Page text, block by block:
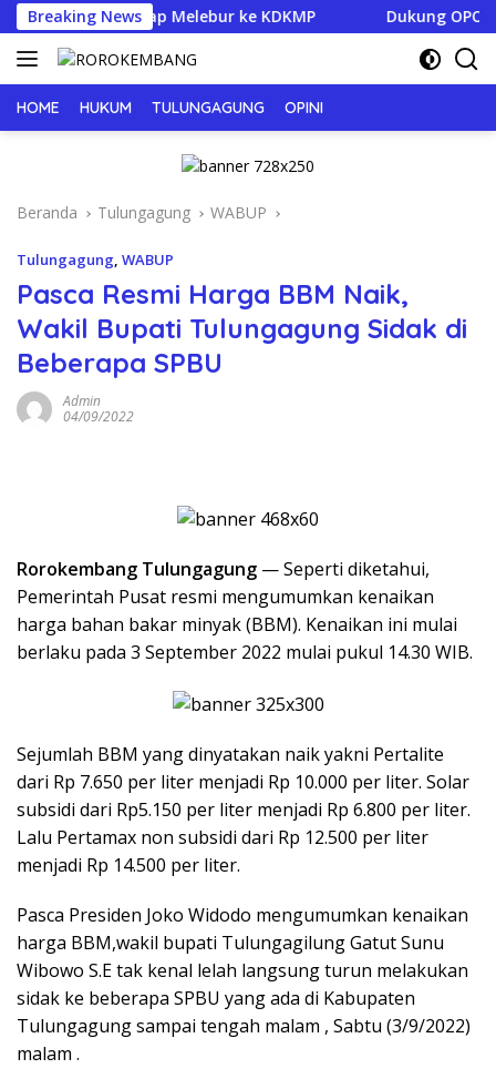
Langsung
ke
konten
Breaking News
Siap Melebur ke KDKMP Dukung OPOP
HOME HUKUM TULUNGAGUNG OPINI
Beranda Tulungagung WABUP
Tulungagung, WABUP
Pasca Resmi Harga BBM Naik,
Wakil Bupati Tulungagung Sidak di
Beberapa SPBU
Admin
04/09/2022
Rorokembang Tulungagung — Seperti diketahui,
Pemerintah Pusat resmi mengumumkan kenaikan
harga bahan bakar minyak (BBM). Kenaikan ini mulai
berlaku pada 3 September 2022 mulai pukul 14.30 WIB.
Sejumlah BBM yang dinyatakan naik yakni Pertalite
dari Rp 7.650 per liter menjadi Rp 10.000 per liter. Solar
subsidi dari Rp5.150 per liter menjadi Rp 6.800 per liter.
Lalu Pertamax non subsidi dari Rp 12.500 per liter
menjadi Rp 14.500 per liter.
Pasca Presiden Joko Widodo mengumumkan kenaikan
harga BBM,wakil bupati Tulungagilung Gatut Sunu
Wibowo S.E tak kenal lelah langsung turun melakukan
sidak ke beberapa SPBU yang ada di Kabupaten
Tulungagung sampai tengah malam , Sabtu (3/9/2022)
malam .